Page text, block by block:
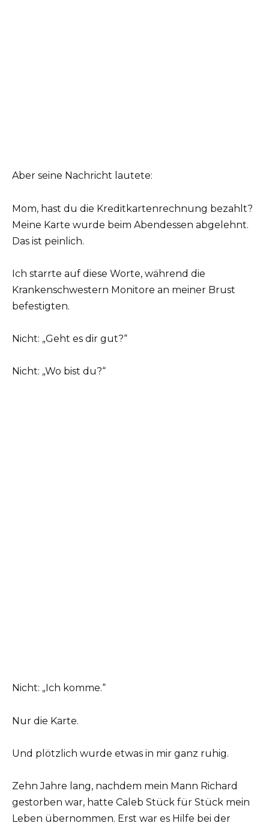
Aber seine Nachricht lautete:
Mom, hast du die Kreditkartenrechnung bezahlt?
Meine Karte wurde beim Abendessen abgelehnt.
Das ist peinlich.
Ich starrte auf diese Worte, während die
Krankenschwestern Monitore an meiner Brust
befestigten.
Nicht: „Geht es dir gut?“
Nicht: „Wo bist du?“
Nicht: „Ich komme.“
Nur die Karte.
Und plötzlich wurde etwas in mir ganz ruhig.
Zehn Jahre lang, nachdem mein Mann Richard
gestorben war, hatte Caleb Stück für Stück mein
Leben übernommen. Erst war es Hilfe bei der